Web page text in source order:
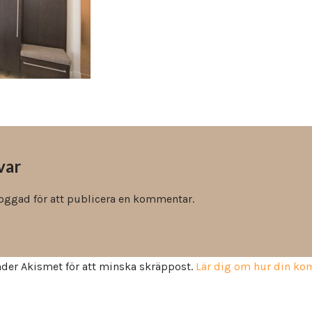
för att publicera en kommentar.
Akismet för att minska skräppost. Lär dig om hur din